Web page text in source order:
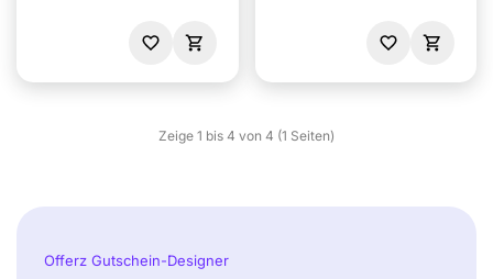
Zeige 1 bis 4 von 4 (1 Seiten)
Offerz Gutschein-Designer